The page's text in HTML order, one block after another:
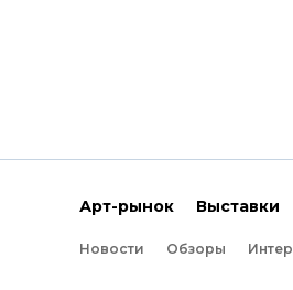
Арт-рынок Выставки
Новости Обзоры